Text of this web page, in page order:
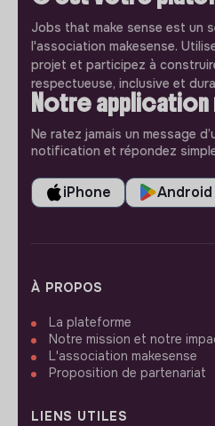
Jobs that make sense est un
l'association makesense.
projet et participez à
respectueuse, inclusive et
Notre
Ne ratez jamais un message
notification et répondez
iPhone Android
À PROPOS
La plateforme
Notre mission et notre
L'association makesense
Proposition de partenariat
LIENS UTILES